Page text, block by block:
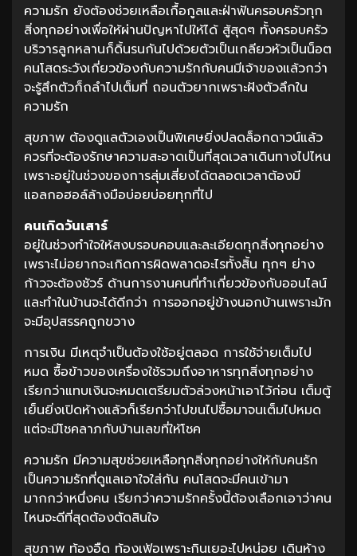
ความรัก ยังต้องช่วยเหลือเกื้อกูลและฝ่าฟันครอบครัวทุก
สิ่งทุกอย่างเพื่อให้ผ่านปัญหาไปให้ได้ สู้สุดๆ ทั้งครอบครัว
บริวารลูกหลานก็ดิ้นรนกันไปด้วยตัวเป็นเกลียวหัวเป็นน็อต
คนโสดระวังเกี่ยวข้องกับความรักกับคนมีเจ้าของแล้วกว่า
จะรู้สึกตัวก็ถลำไปเต็มที่ ถอนตัวยากเพราะฝังตัวลึกใน
ความรัก
สุขภาพ ต้องดูแลตัวเองเป็นพิเศษยิ่งปลดล็อกดาวน์แล้ว
ควรที่จะต้องรักษาความสะอาดเป็นที่สุดเวลาเดินทางไปไหน
เพราะอยู่ในช่วงของการสุ่มเสี่ยงได้ตลอดเวลาต้องมี
แอลกอฮอล์ล้างมือบ่อยบ่อยทุกที่ไป
คนเกิดวันเสาร์
อยู่ในช่วงทำใจให้สงบรอบคอบและละเอียดทุกสิ่งทุกอย่าง
เพราะไม่อยากจะเกิดการผิดพลาดอะไรทั้งสิ้น ทุกๆ ย่าง
ก้าวจะต้องชัวร์ ด้านการงานคนที่ทำเกี่ยวข้องกับออนไลน์
และทำในบ้านจะได้ดีกว่า การออกอยู่ข้างนอกบ้านเพราะมัก
จะมีอุปสรรคถูกขวาง
การเงิน มีเหตุจำเป็นต้องใช้อยู่ตลอด การใช้จ่ายเต็มไป
หมด ซื้อข้าวของเครื่องใช้รวมถึงอาหารทุกสิ่งทุกอย่าง
เรียกว่าแทบเงินจะหมดเตรียมตัวล่วงหน้าเอาไว้ก่อน เต็มตู้
เย็นยิ่งเปิดห้างแล้วก็เรียกว่าไปขนไปซื้อมาจนเต็มไปหมด
แต่จะมีโชคลาภกับบ้านเลขที่ให้โชค
ความรัก มีความสุขช่วยเหลือทุกสิ่งทุกอย่างให้กับคนรัก
เป็นความรักที่ดูแลเอาใจใส่กัน คนโสดจะมีคนเข้ามา
มากกว่าหนึ่งคน เรียกว่าความรักครั้งนี้ต้องเลือกเอาว่าคน
ไหนจะดีที่สุดต้องตัดสินใจ
สุขภาพ ท้องอืด ท้องเฟ้อเพราะกินเยอะไปหน่อย เดินห้าง